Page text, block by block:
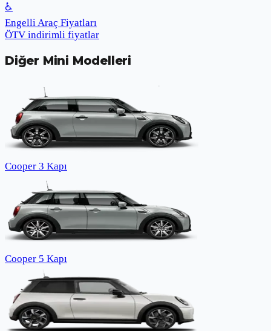
♿
Engelli Araç Fiyatları
ÖTV indirimli fiyatlar
Diğer Mini Modelleri
Cooper 3 Kapı
Cooper 5 Kapı